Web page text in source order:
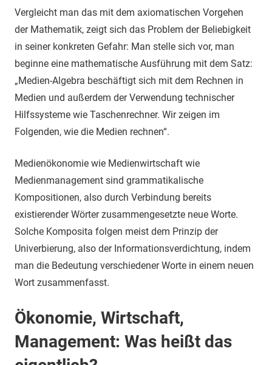
Vergleicht man das mit dem axiomatischen Vorgehen
der Mathematik, zeigt sich das Problem der Beliebigkeit
in seiner konkreten Gefahr: Man stelle sich vor, man
beginne eine mathematische Ausführung mit dem Satz:
„Medien-Algebra beschäftigt sich mit dem Rechnen in
Medien und außerdem der Verwendung technischer
Hilfssysteme wie Taschenrechner. Wir zeigen im
Folgenden, wie die Medien rechnen“.
Medienökonomie wie Medienwirtschaft wie
Medienmanagement sind grammatikalische
Kompositionen, also durch Verbindung bereits
existierender Wörter zusammengesetzte neue Worte.
Solche Komposita folgen meist dem Prinzip der
Univerbierung, also der Informationsverdichtung, indem
man die Bedeutung verschiedener Worte in einem neuen
Wort zusammenfasst.
Ökonomie, Wirtschaft,
Management: Was heißt das